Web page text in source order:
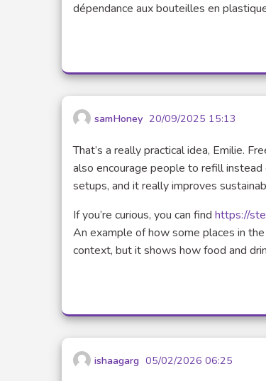
dépendance aux bouteilles en
samHoney 20/09/2025 15:13
That’s a really practical idea, Emilie.
also encourage people to refill
setups, and it really improves
If you’re curious, you can find https://
An example of how some places in
context, but it shows how food and
ishaagarg 05/02/2026 06:25